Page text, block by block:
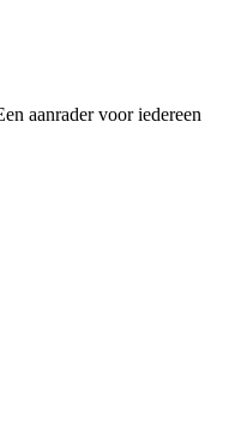
aanrader voor iedereen